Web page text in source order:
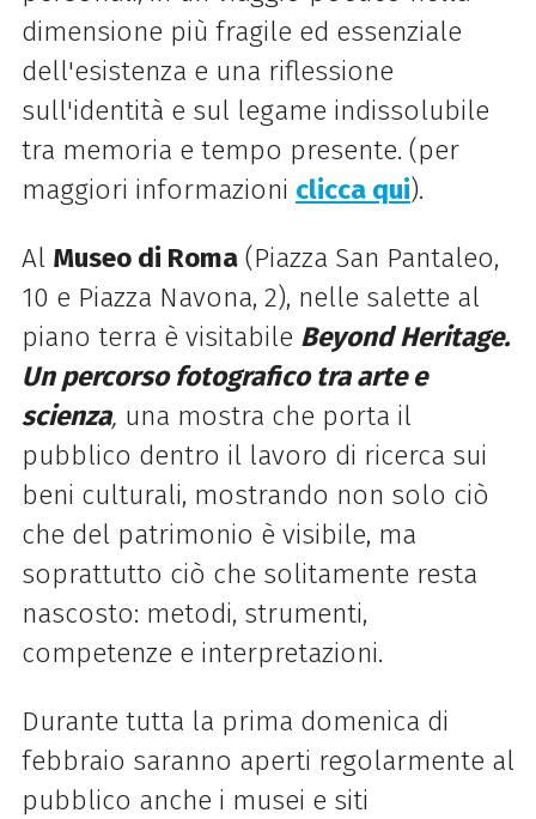
dimensione più fragile ed essenziale
dell'esistenza e una riflessione
sull'identità e sul legame indissolubile
tra memoria e tempo presente. (per
maggiori informazioni clicca qui).
Al Museo di Roma(Piazza San Pantaleo,
10 e Piazza Navona, 2), nelle salette al
piano terra è visitabile Beyond Heritage.
Un percorso fotografico tra arte e
scienza, una mostra che porta il
pubblico dentro il lavoro di ricerca sui
beni culturali, mostrando non solo ciò
che del patrimonio è visibile, ma
soprattutto ciò che solitamente resta
nascosto: metodi, strumenti,
competenze e interpretazioni.
Durante tutta la prima domenica di
febbraio saranno aperti regolarmente al
pubblico anche i musei e siti